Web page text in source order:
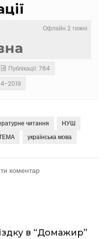
Офлайн 2 тижні
Публікації: 764
2019
читання
НУШ
українська мова
коментардо
в “Домажир”